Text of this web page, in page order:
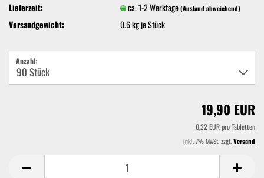
Lieferzeit:
ca. 1-2 Werktage(Ausland abweichend)
Versandgewicht: 0.6kg je Stück
Anzahl:
19,90 EUR
0,22 EUR pro Tabletten
inkl. 7% MwSt. zzgl.Versand